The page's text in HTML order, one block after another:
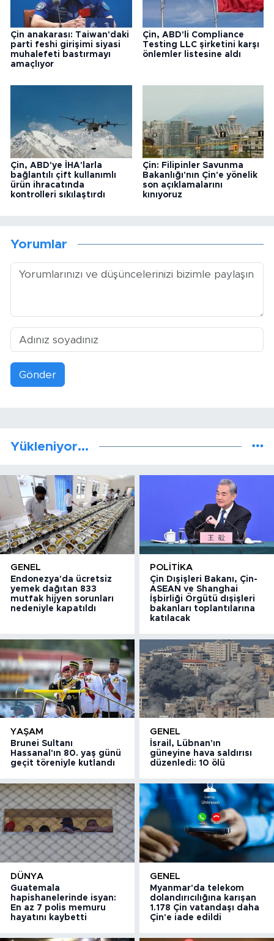
Çin anakarası: Taiwan'daki
parti feshi girişimi siyasi
muhalefeti bastırmayı
amaçlıyor
Çin, ABD'li Compliance
Testing LLC şirketini karşı
önlemler listesine aldı
Çin, ABD'ye İHA'larla
bağlantılı çift kullanımlı
ürün ihracatında
kontrolleri sıkılaştırdı
Çin: Filipinler Savunma
Bakanlığı'nın Çin'e yönelik
son açıklamalarını
kınıyoruz
Yorumlar
Gönder
Yükleniyor...
GENEL
Endonezya'da ücretsiz
yemek dağıtan 833
mutfak hijyen sorunları
nedeniyle kapatıldı
POLITIKA
Çin Dışişleri Bakanı, Çin-
ASEAN ve Shanghai
İşbirliği Örgütü dışişleri
bakanları toplantılarına
katılacak
YAŞAM
Brunei Sultanı
Hassanal'ın 80. yaş günü
geçit töreniyle kutlandı
GENEL
İsrail, Lübnan'ın
güneyine hava saldırısı
düzenledi: 10 ölü
DÜNYA
Guatemala
hapishanelerinde isyan:
En az 7 polis memuru
hayatını kaybetti
GENEL
Myanmar'da telekom
dolandırıcılığına karışan
1.178 Çin vatandaşı daha
Çin'e iade edildi